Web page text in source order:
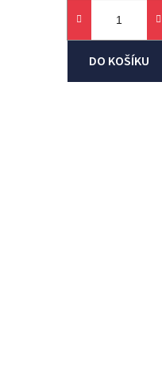
DO KOŠÍKU